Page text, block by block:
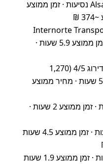
Alsa Internacional – 258 נסיעות · זמן ממוצע
Internorte
Norte – 258 נסיעות · זמן ממוצע 5.9 שעות ·
Itabus – 137 נסיעות · דירוג 4/5 (1,270
ביקורות) · זמן ממוצע 5.8 שעות · מחיר ממוצע
Trenitalia – 134 נסיעות · זמן ממוצע 2 שעות ·
Kamitrans – 116 נסיעות · זמן ממוצע 4.5 שעות
Air France – 100 נסיעות · זמן ממוצע 1.9 שעות